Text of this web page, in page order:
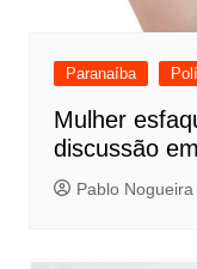
Paranaíba
Mulher
discussão
Pablo Nogueira